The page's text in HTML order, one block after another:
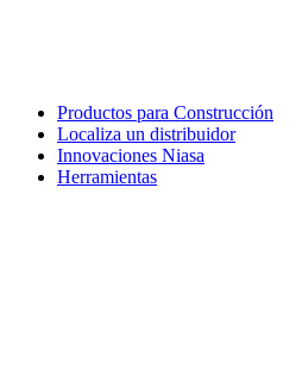
Productos para Construcción
Localiza un distribuidor
Innovaciones Niasa
Herramientas